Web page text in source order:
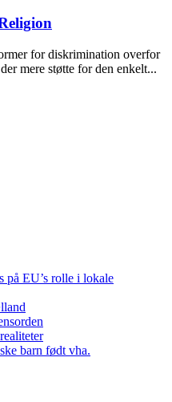
for diskrimination overfor
mere støtte for den enkelt...
på EU’s rolle i lokale
barn født vha.